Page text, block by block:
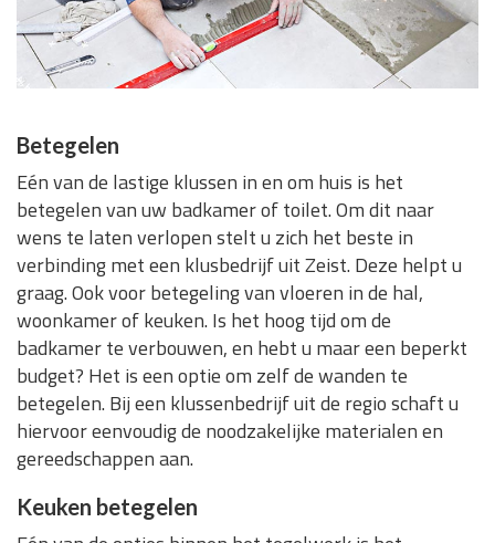
Betegelen
Eén van de lastige klussen in en om huis is het
betegelen van uw badkamer of toilet. Om dit naar
wens te laten verlopen stelt u zich het beste in
verbinding met een klusbedrijf uit Zeist. Deze helpt u
graag. Ook voor betegeling van vloeren in de hal,
woonkamer of keuken. Is het hoog tijd om de
badkamer te verbouwen, en hebt u maar een beperkt
budget? Het is een optie om zelf de wanden te
betegelen. Bij een klussenbedrijf uit de regio schaft u
hiervoor eenvoudig de noodzakelijke materialen en
gereedschappen aan.
Keuken betegelen